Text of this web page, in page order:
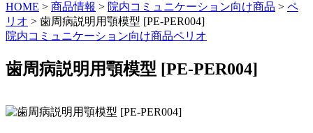
HOME > 商品情報 > 院内コミュニケーション向け商品 > ペ
リオ > 歯周病説明用顎模型 [PE-PER004]
院内コミュニケーション向け商品ペリオ
歯周病説明用顎模型 [PE-PER004]